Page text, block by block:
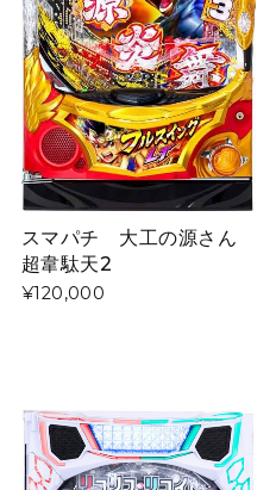
スマパチ 大工の源さん
超韋駄天2
¥120,000